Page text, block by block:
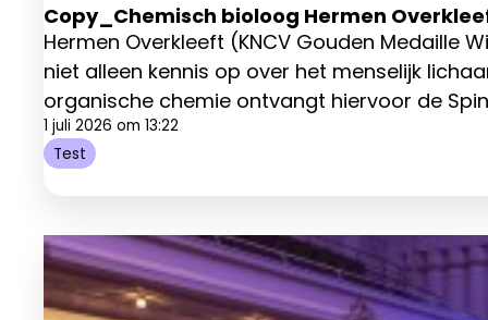
Copy_Chemisch bioloog Hermen
Hermen Overkleeft (KNCV Gouden Medaille
niet alleen kennis op over het menselijk
organische chemie ontvangt hiervoor de
1 juli 2026 om 13:22
Test